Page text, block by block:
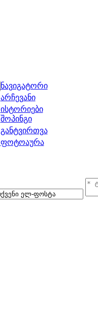
ნავიგატორი
არჩევანი
ისტორიები
შოპინგი
განტვირთვა
ფოტოაურა